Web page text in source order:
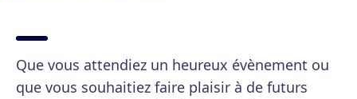
Que vous attendiez un heureux évènement ou
que vous souhaitiez faire plaisir à de futurs